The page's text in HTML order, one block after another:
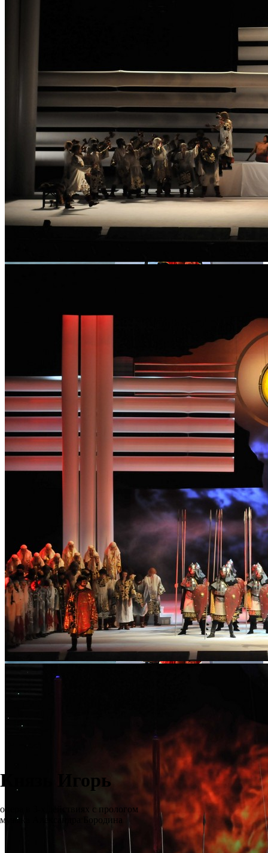
Князь Игорь
опера в 3-х действиях с прологом
музыка Александра Бородина